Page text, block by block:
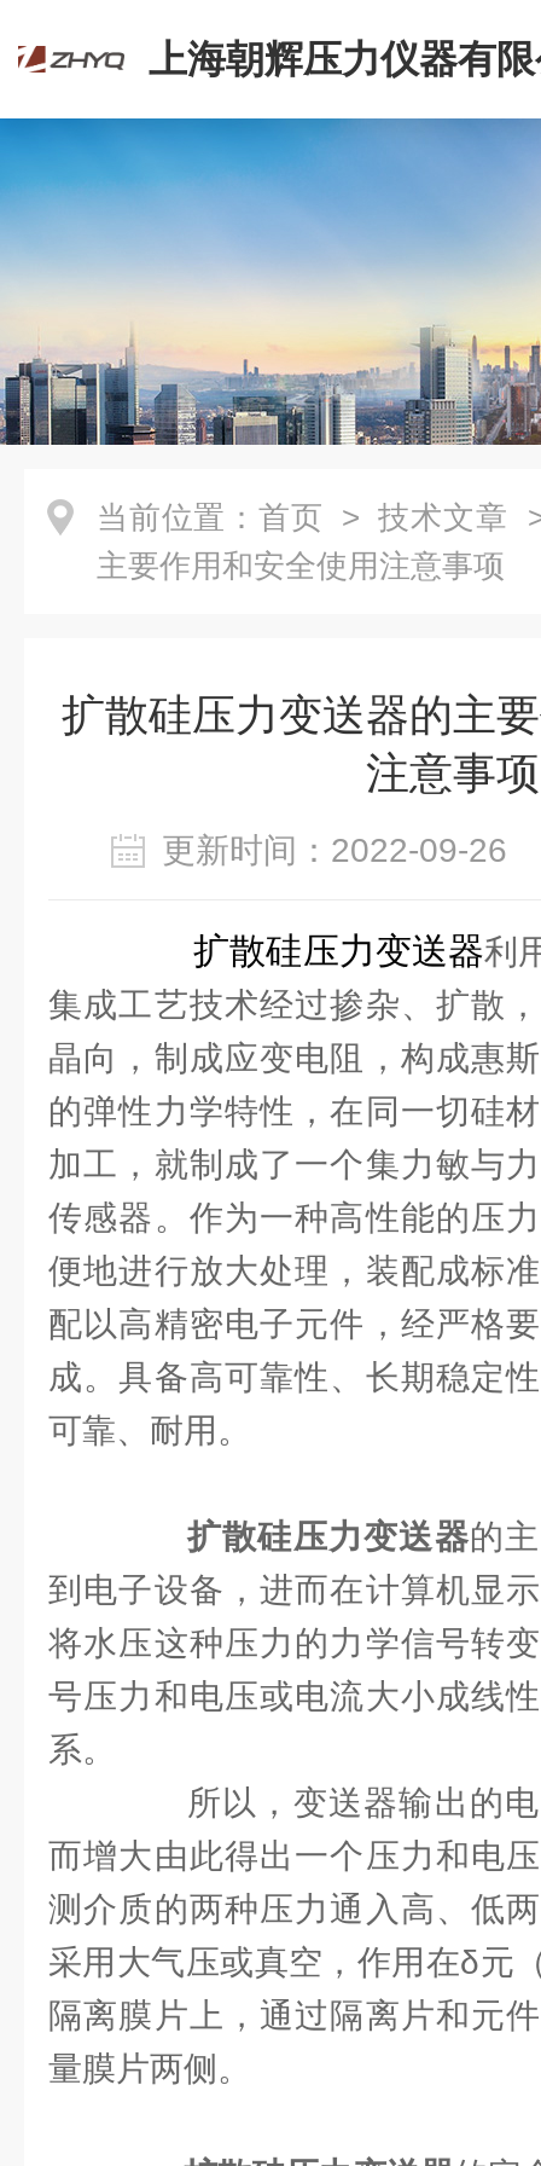
上海朝辉压力仪器有
当前位置： 首页 > 技术文章
主要作用和安全使用注意事项
扩散硅压力变送器的主
注意事项
更新时间：2022-09-
扩散硅压力变送器利
集成工艺技术经过掺杂、扩散
晶向，制成应变电阻，构成惠
的弹性力学特性，在同一切硅
加工，就制成了一个集力敏与
传感器。作为一种高性能的压
便地进行放大处理，装配成标
配以高精密电子元件，经严格
成。具备高可靠性、长期稳定
可靠、耐用。
扩散硅压力变送器的
到电子设备，进而在计算机显
将水压这种压力的力学信号转
号压力和电压或电流大小成线
系。
所以，变送器输出的电
而增大由此得出一个压力和电
测介质的两种压力通入高、低
采用大气压或真空，作用在δ元
隔离膜片上，通过隔离片和元
量膜片两侧。